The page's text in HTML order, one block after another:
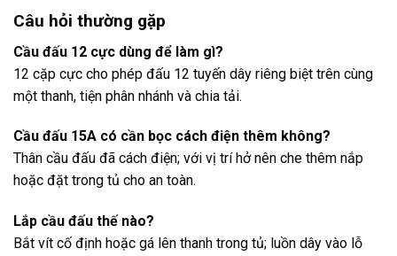
Câu hỏi thường gặp
Cầu đấu 12 cực dùng để làm gì?
12 cặp cực cho phép đấu 12 tuyến dây riêng biệt trên cùng
một thanh, tiện phân nhánh và chia tải.
Cầu đấu 15A có cần bọc cách điện thêm không?
Thân cầu đấu đã cách điện; với vị trí hở nên che thêm nắp
hoặc đặt trong tủ cho an toàn.
Lắp cầu đấu thế nào?
Bắt vít cố định hoặc gá lên thanh trong tủ; luồn dây vào lỗ